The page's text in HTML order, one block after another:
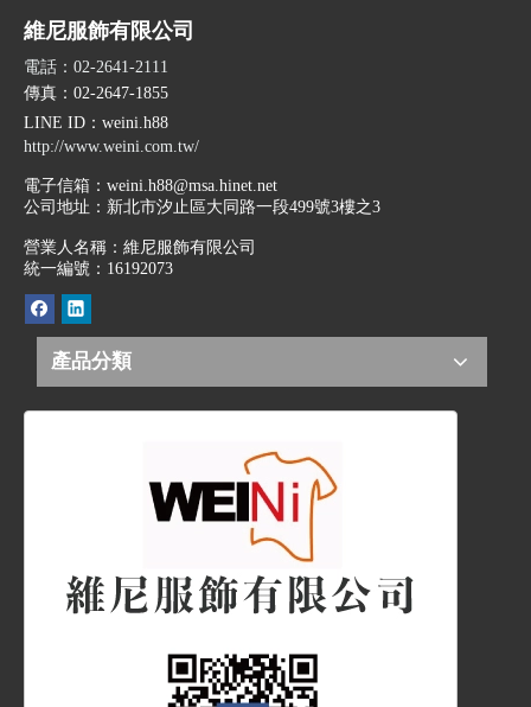
維尼服飾有限公司
電話：02-2641-2111
傳真：02-2647-1855
LINE ID ：weini.h88
http://www.weini.com.tw/
電子信箱： weini.h88@msa.hinet.net
公司地址： 新北市汐止區大同路一段499號3樓之3
營業人名稱：維尼服飾有限公司
統一編號：16192073
產品分類